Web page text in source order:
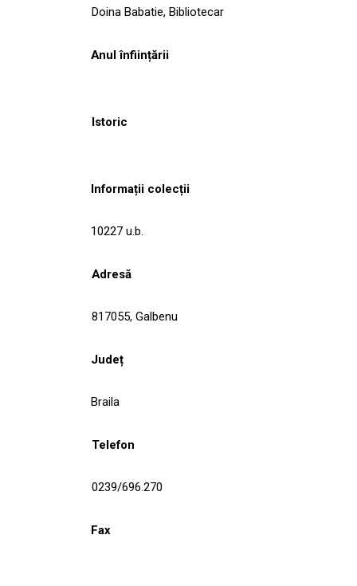
Doina Babatie, Bibliotecar
Anul înființării
Istoric
Informații colecții
10227 u.b.
Adresă
817055, Galbenu
Județ
Braila
Telefon
0239/696.270
Fax